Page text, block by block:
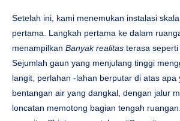
Setelah ini, kami menemukan instalasi
pertama. Langkah pertama ke dalam
menampilkan Banyak realitas terasa seperti
Sejumlah gaun yang menjulang tinggi
langit, perlahan -lahan berputar di atas apa
bentangan air yang dangkal, dengan jalur
loncatan memotong bagian tengah